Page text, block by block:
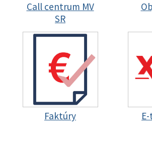
Call centrum MV
SR
Faktúry